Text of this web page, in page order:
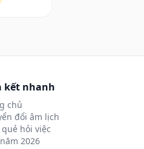
kết nhanh
chủ
đổi âm lịch
quẻ hỏi việc
2026